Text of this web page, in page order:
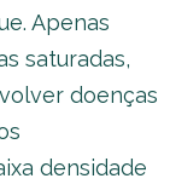
Apenas
saturadas,
doenças
densidade